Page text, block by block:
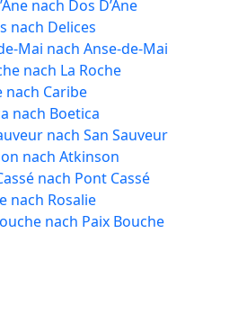
nach Dos D’Ane
nach Delices
Mai nach Anse-de-Mai
nach La Roche
nach Caribe
nach Boetica
nach San Sauveur
nach Atkinson
nach Pont Cassé
nach Rosalie
nach Paix Bouche